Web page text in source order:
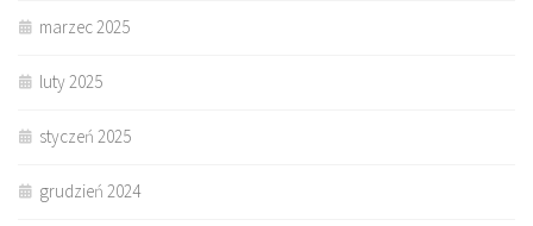
marzec 2025
luty 2025
styczeń 2025
grudzień 2024